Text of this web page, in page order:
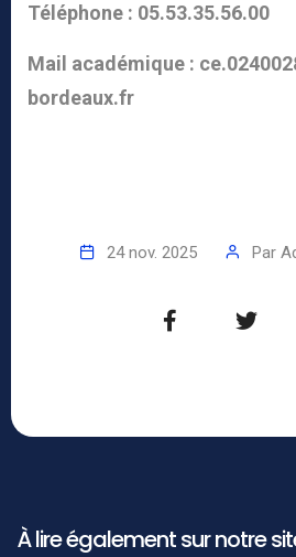
Téléphone : 05.53.35.56.00
Mail académique :
bordeaux.fr
24 nov. 2025 Par
À lire également sur notre